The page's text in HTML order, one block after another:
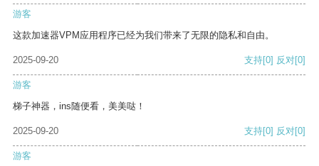
游客
这款加速器VPM应用程序已经为我们带来了无限的隐私和自由。
2025-09-20 支持[0] 反对[0]
游客
梯子神器，ins随便看，美美哒！
2025-09-20 支持[0] 反对[0]
游客